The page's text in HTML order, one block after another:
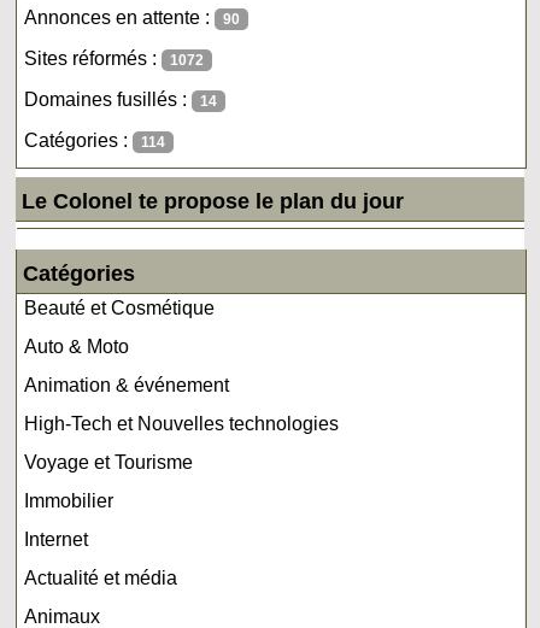
Annonces en attente : 90
Sites réformés : 1072
Domaines fusillés : 14
Catégories : 114
Le Colonel te propose le plan du jour
Catégories
Beauté et Cosmétique
Auto & Moto
Animation & événement
High-Tech et Nouvelles technologies
Voyage et Tourisme
Immobilier
Internet
Actualité et média
Animaux